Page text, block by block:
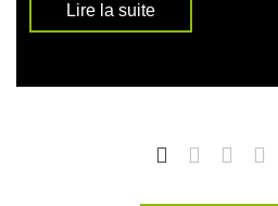
Lire la suite